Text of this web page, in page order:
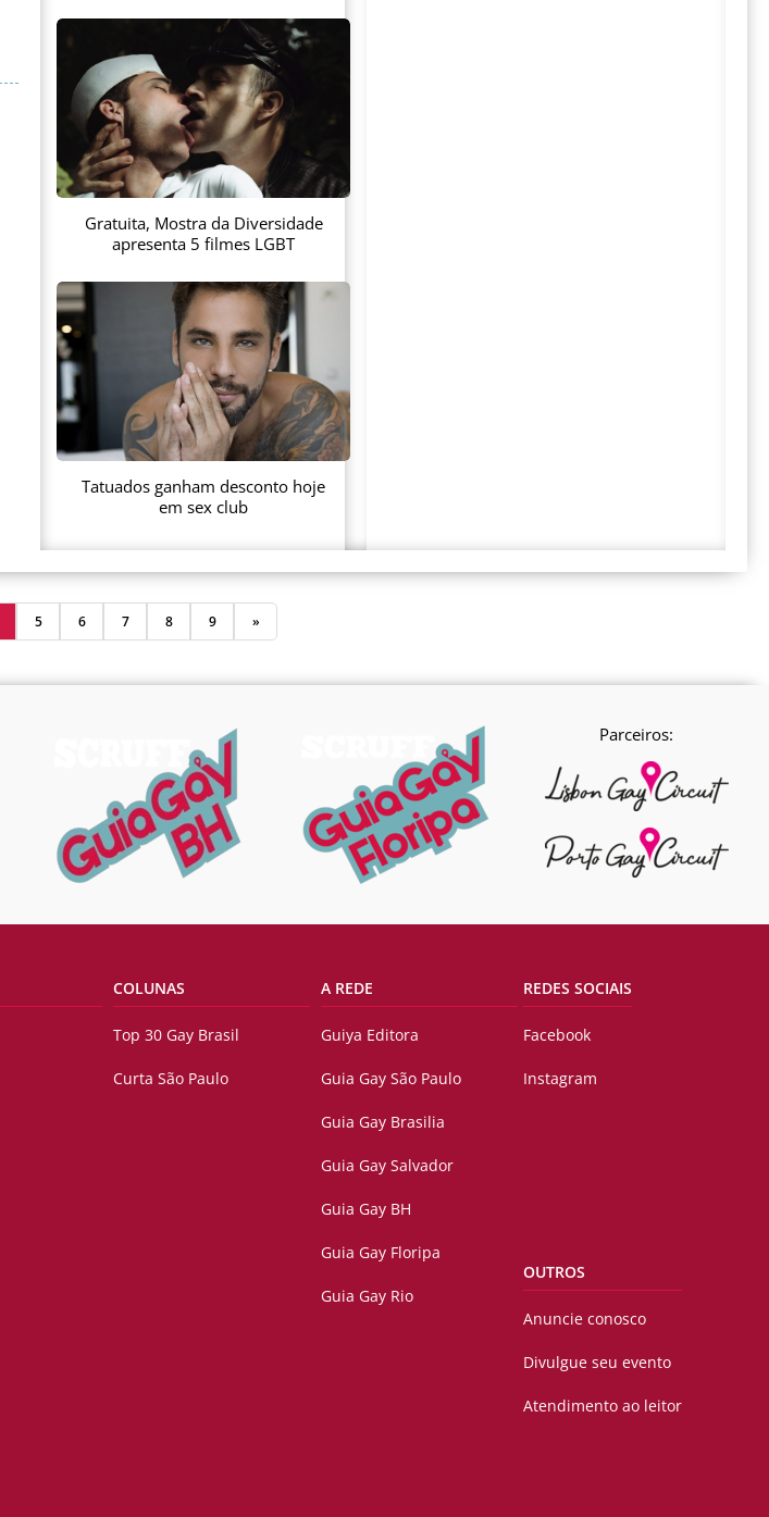
Gratuita, Mostra da Diversidade
apresenta 5 filmes LGBT
Tatuados ganham desconto hoje
em sex club
5 6 7 8 9 »
Parceiros:
COLUNAS
Top 30 Gay Brasil
Curta São Paulo
A REDE
Guiya Editora
Guia Gay São Paulo
Guia Gay Brasilia
Guia Gay Salvador
Guia Gay BH
Guia Gay Floripa
Guia Gay Rio
REDES SOCIAIS
Facebook
Instagram
OUTROS
Anuncie conosco
Divulgue seu evento
Atendimento ao leitor